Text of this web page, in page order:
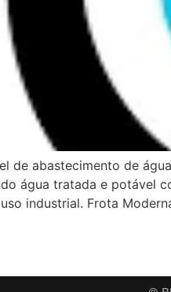
de abastecimento de
água tratada e potável
industrial. Frota